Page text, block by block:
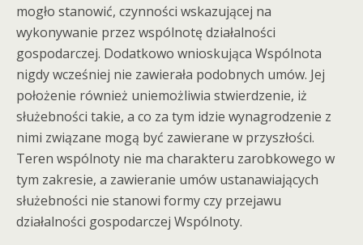
mogło stanowić, czynności wskazującej na
wykonywanie przez wspólnotę działalności
gospodarczej. Dodatkowo wnioskująca Wspólnota
nigdy wcześniej nie zawierała podobnych umów. Jej
położenie również uniemożliwia stwierdzenie, iż
służebności takie, a co za tym idzie wynagrodzenie z
nimi związane mogą być zawierane w przyszłości.
Teren wspólnoty nie ma charakteru zarobkowego w
tym zakresie, a zawieranie umów ustanawiających
służebności nie stanowi formy czy przejawu
działalności gospodarczej Wspólnoty.